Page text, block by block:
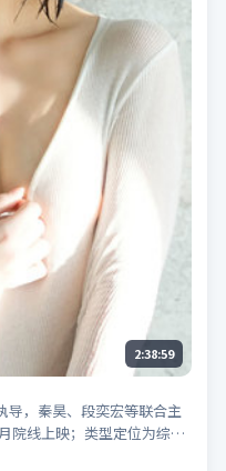
2:38:59
导，秦昊、段奕宏等联合主
院线上映；类型定位为综艺
大陆动漫」「2025高分综